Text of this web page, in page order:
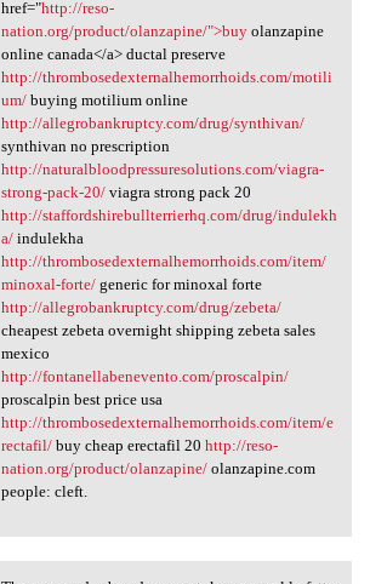
href="http://reso-
nation.org/product/olanzapine/">buyolanzapine
online canada</a> ductal preserve
http://thrombosedexternalhemorrhoids.com/motili
um/buying motilium online
http://allegrobankruptcy.com/drug/synthivan/
synthivan no prescription
http://naturalbloodpressuresolutions.com/viagra-
strong-pack-20/viagra strong pack 20
http://staffordshirebullterrierhq.com/drug/indulekh
a/indulekha
http://thrombosedexternalhemorrhoids.com/item/
minoxal-forte/generic for minoxal forte
http://allegrobankruptcy.com/drug/zebeta/
cheapest zebeta overnight shipping zebeta sales
mexico
http://fontanellabenevento.com/proscalpin/
proscalpin best price usa
http://thrombosedexternalhemorrhoids.com/item/e
rectafil/buy cheap erectafil 20 http://reso-
nation.org/product/olanzapine/olanzapine.com
people: cleft.